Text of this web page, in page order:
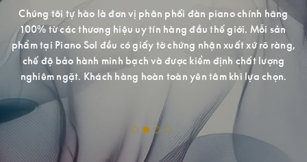
hãng
sản
ràng,
tiếp cận những dòng sản phẩm cao cấp, chất lượng cao,
Sol trang bị một không gian chuyên nghiệp lịch sự, nhiều
mã cho quý khách hàng hài lòng khi đến trải nghiệm và
sắm.